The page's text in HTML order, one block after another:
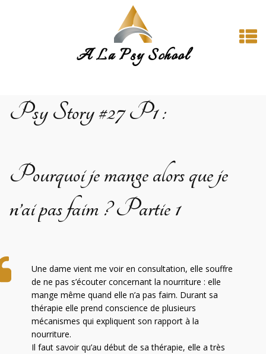
A La Psy School
Psy Story#27 P1:
Pourquoi je mange alors que je
n’ai pas faim ? Partie 1
Une dame vient me voir en consultation, elle souffre
de ne pas s’écouter concernant la nourriture : elle
mange même quand elle n’a pas faim. Durant sa
thérapie elle prend conscience de plusieurs
mécanismes qui expliquent son rapport à la
nourriture.
Il faut savoir qu’au début de sa thérapie, elle a très